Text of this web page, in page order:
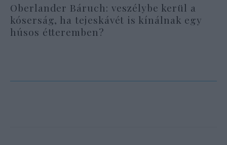
Oberlander Báruch: veszélybe kerül a
kóserság, ha tejeskávét is kínálnak egy
húsos étteremben?